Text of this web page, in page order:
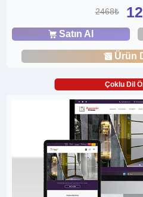
2468₺
Satın Al
Ürün
Çoklu Dil